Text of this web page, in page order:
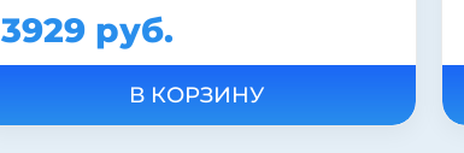
3929 руб.